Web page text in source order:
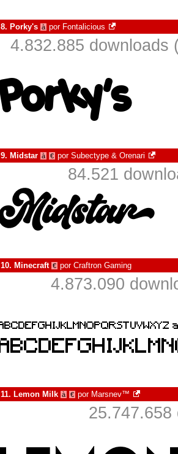
8. Porky's à por Fontalicious
4.832.885 downloads
9. Midstar à € por Subectype & Orenari
84.521
10. Minecraft € por Craftron Gaming
4.873.090
11. Lemon Milk à € por Marsnev™
25.747.658